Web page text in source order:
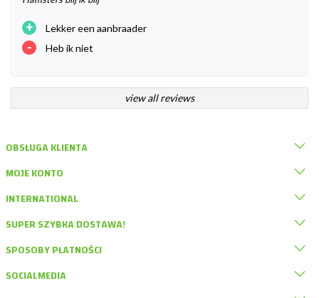
+ Lekker een aanbraader
- Heb ik niet
view all reviews
OBSŁUGA KLIENTA
MOJE KONTO
INTERNATIONAL
SUPER SZYBKA DOSTAWA!
SPOSOBY PŁATNOŚCI
SOCIALMEDIA